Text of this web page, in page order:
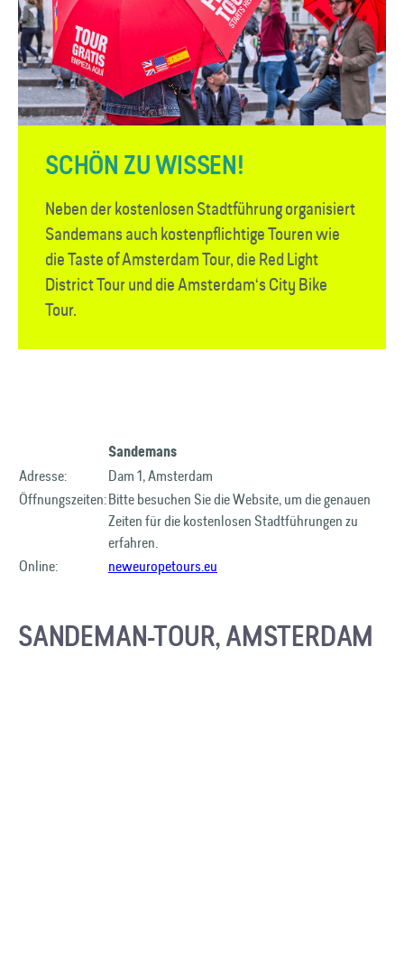
SCHÖN ZU WISSEN!
Neben der kostenlosen Stadtführung organisiert
Sandemans auch kosten­pflichtige Touren wie
die Taste of Amsterdam Tour, die Red Light
District Tour und die Amsterdam‘s City Bike
Tour.
Sandemans
Adresse:
Dam 1, Amsterdam
Öffnungszeiten:Bitte besuchen Sie die Website, um die genauen
Zeiten für die kostenlosen Stadtführungen zu
erfahren.
Online:
neweuropetours.eu
SANDEMAN-TOUR, AMSTERDAM